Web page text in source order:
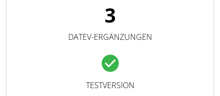
3
DATEV-ERGÄNZUNGEN
TESTVERSION